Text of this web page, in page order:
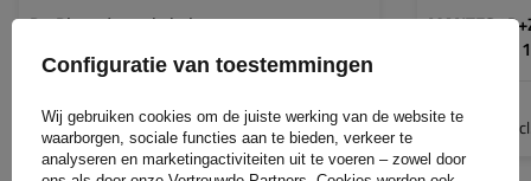
ProPlus adapterkabel voor
14,29 €Incl. BTW
MANTES
stopcontact
4,39 €
Configuratie van toestemmingen
Wij gebruiken cookies om de juiste werking van de website te
waarborgen, sociale functies aan te bieden, verkeer te
analyseren en marketingactiviteiten uit te voeren – zowel door